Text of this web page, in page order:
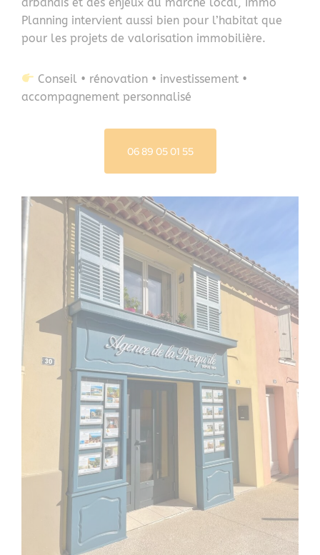
Planning intervient aussi bien pour l’habitat que
pour les projets de valorisation immobilière.
Conseil • rénovation • investissement •
accompagnement personnalisé
06 89 05 01 55